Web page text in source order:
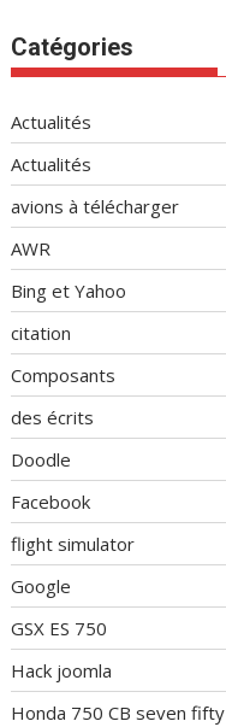
Catégories
Actualités
Actualités
avions à télécharger
AWR
Bing et Yahoo
citation
Composants
des écrits
Doodle
Facebook
flight simulator
Google
GSX ES 750
Hack joomla
Honda 750 CB seven fifty